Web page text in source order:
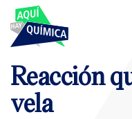
Reacción
vela